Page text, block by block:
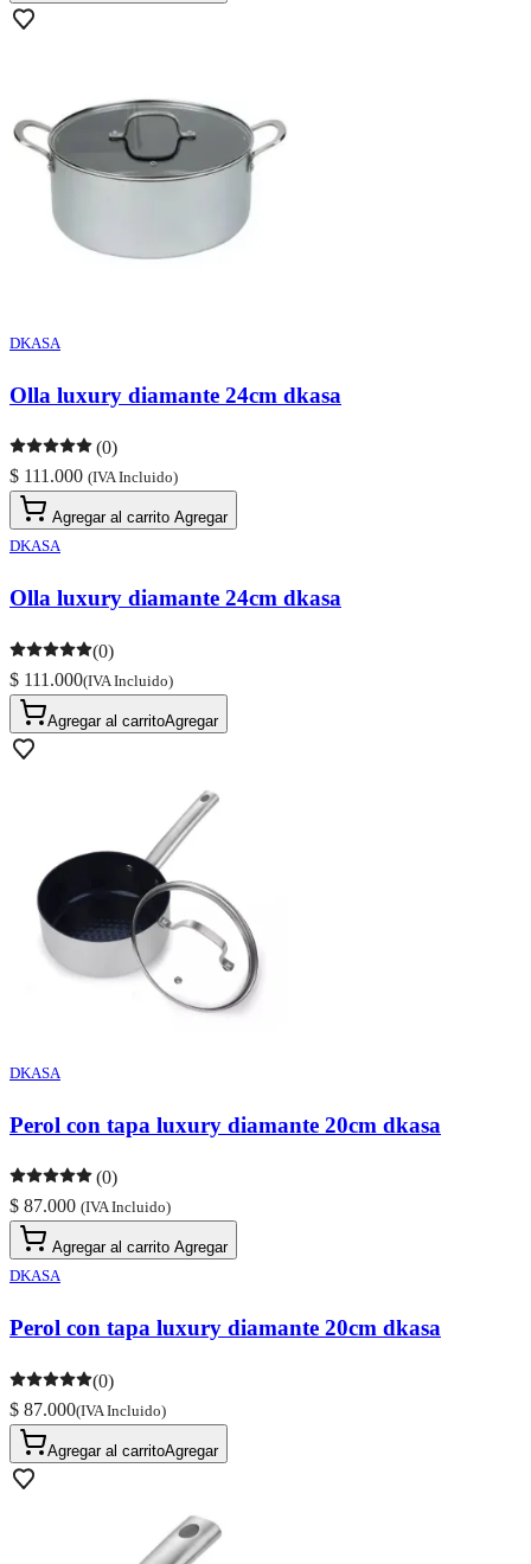
DKASA
Olla luxury diamante 24cm dkasa
(0)
$ 111.000 (IVA Incluido)
Agregar al carrito Agregar
DKASA
Olla luxury diamante 24cm dkasa
(0)
$ 111.000(IVA Incluido)
Agregar al carritoAgregar
DKASA
Perol con tapa luxury diamante 20cm dkasa
(0)
$ 87.000 (IVA Incluido)
Agregar al carrito Agregar
DKASA
Perol con tapa luxury diamante 20cm dkasa
(0)
$ 87.000(IVA Incluido)
Agregar al carritoAgregar